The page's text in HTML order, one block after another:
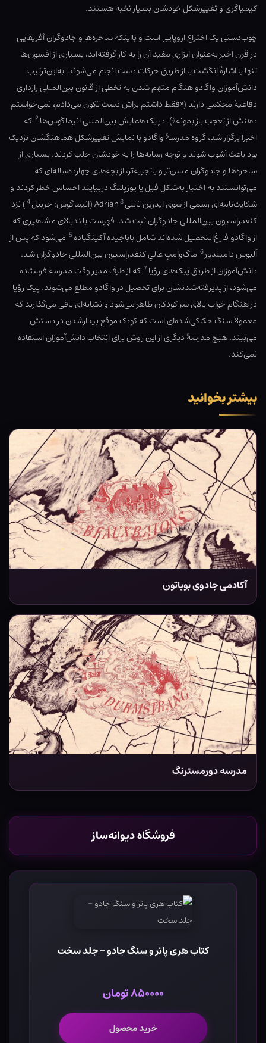
کیمیاگری و تغییرشکلِ خودشان بسیار نخبه هستند.
چوب‌دستی یک اختراع اروپایی است و بااینکه ساحره‌ها و جادوگران آفریقایی
در قرن اخیر به‌عنوان ابزاری مفید آن را به کار گرفته‌اند، بسیاری از افسون‌ها
تنها با اشارهٔ انگشت یا از طریق حرکات دست انجام می‌شوند. به‌این‌ترتیب
دانش‌آموزان واگادو هنگام متهم شدن به تخطی از قانون بین‌المللی رازداری
دفاعیهٔ محکمی دارند («فقط داشتم براش دست تکون می‌دادم، نمی‌خواستم
دهنش از تعجب باز بمونه»). در یک همایش بین‌المللی انیماگوس‌ها2 که
اخیراً برگزار شد، گروه مدرسهٔ واگادو با نمایش تغییرشکل هماهنگشان نزدیک
بود باعث آشوب شوند و توجه رسانه‌ها را به خودشان جلب کردند. بسیاری از
ساحره‌ها و جادوگران مسن‌تر و باتجربه‌تر، از بچه‌های چهارده‌ساله‌ای که
می‌توانستند به اختیار به‌شکل فیل یا یوزپلنگ دربیایند احساس خطر کردند و
شکایت‌نامه‌ای رسمی از سوی اِیدریَن تاتلیAdrian3 (انیماگوس: جربیل4) نزد
کنفدراسیون بین‌المللی جادوگران ثبت شد. فهرست بلندبالای مشاهیری که
از واگادو فارغ‌التحصیل شده‌اند شامل باباجیده آکینگباده5 می‌شود که پس از
اَلبوس دامبلدور6 ماگ‌وامپِ عالیِ کنفدراسیون بین‌المللی جادوگران شد.
دانش‌آموزان از طریق پیک‌های رؤیا7 که از طرف مدیر وقت مدرسه فرستاده
می‌شود، از پذیرفته‌شدنشان برای تحصیل در واگادو مطلع می‌شوند. پیک رؤیا
در هنگام خواب بالای سر کودکان ظاهر می‌شود و نشانه‌ای باقی می‌گذارند که
معمولاً سنگ حکاکی‌شده‌ای است که کودک موقع بیدارشدن در دستش
می‌بیند. هیچ مدرسهٔ دیگری از این روش برای انتخاب دانش‌آموزان استفاده
نمی‌کند.
بیشتر بخوانید
آکادمی جادوی بوباتون
مدرسه دورمسترنگ
فروشگاه دیوانه‌ساز
کتاب هری پاتر و سنگ جادو - جلد سخت
۸۵۰۰۰۰ تومان
خرید محصول